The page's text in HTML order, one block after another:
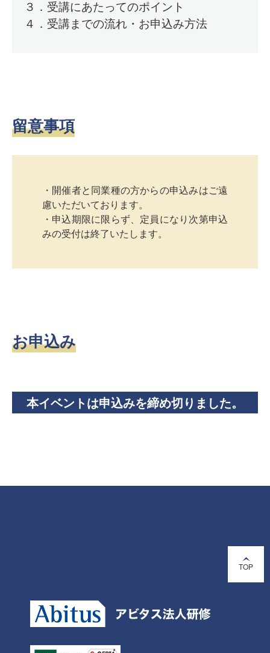
３．受講にあたってのポイント
４．受講までの流れ・お申込み方法
留意事項
・開催者と同業種の方からの申込みはご遠
慮いただいております。
・申込期限に限らず、定員になり次第申込
みの受付は終了いたします。
お申込み
本イベントは申込みを締め切りました。
TOP